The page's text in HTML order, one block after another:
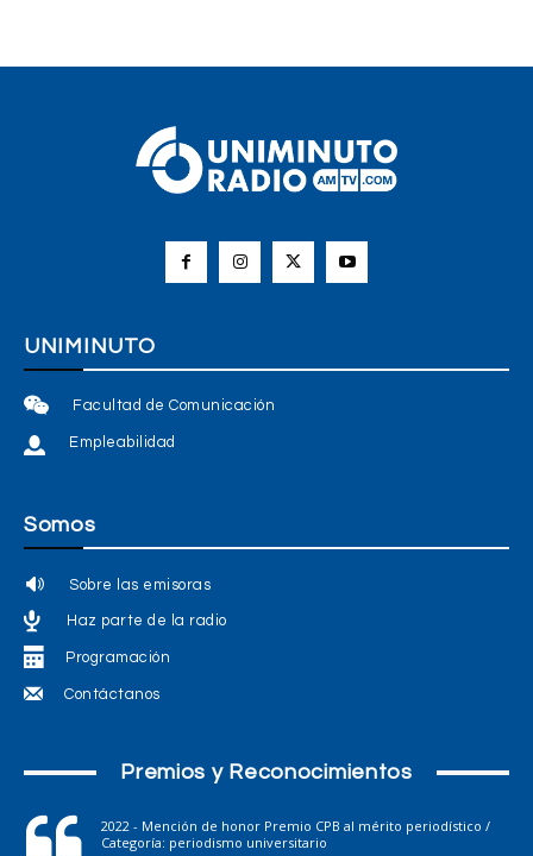
UNIMINUTO
Facultad de Comunicación
Empleabilidad
Somos
Sobre las emisoras
Haz parte de la radio
Programación
Contáctanos
Premios y Reconocimientos
2022 - Mención de honor Premio CPB al mérito periodístico /
Categoría: periodismo universitario